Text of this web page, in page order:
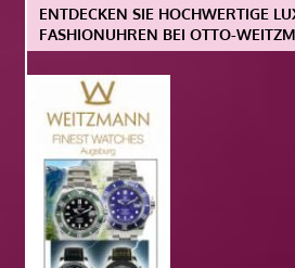
ENTDECKEN SIE HOCHWERTIGE
FASHIONUHREN BEI OTTO-